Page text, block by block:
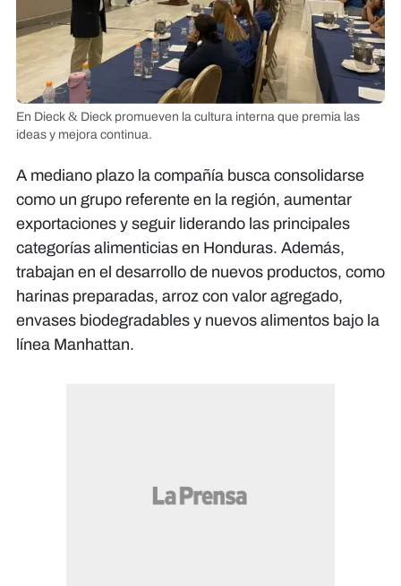
En Dieck & Dieck promueven la cultura interna que premia las
ideas y mejora continua.
A mediano plazo la compañía busca consolidarse
como un grupo referente en la región, aumentar
exportaciones y seguir liderando las principales
categorías alimenticias en Honduras. Además,
trabajan en el desarrollo de nuevos productos, como
harinas preparadas, arroz con valor agregado,
envases biodegradables y nuevos alimentos bajo la
línea Manhattan.